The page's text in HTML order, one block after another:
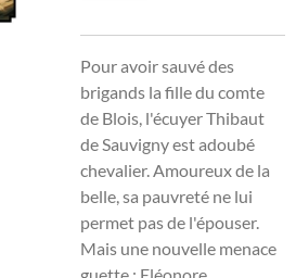
Pour avoir sauvé des
brigands la fille du comte
de Blois, l'écuyer Thibaut
de Sauvigny est adoubé
chevalier. Amoureux de la
belle, sa pauvreté ne lui
permet pas de l'épouser.
Mais une nouvelle menace